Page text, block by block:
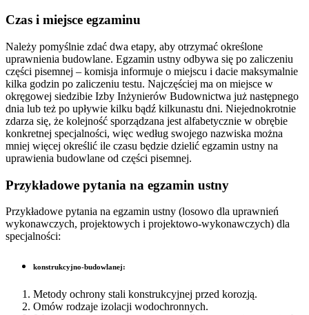
Czas i miejsce egzaminu
Należy pomyślnie zdać dwa etapy, aby otrzymać określone
uprawnienia budowlane. Egzamin ustny odbywa się po zaliczeniu
części pisemnej – komisja informuje o miejscu i dacie maksymalnie
kilka godzin po zaliczeniu testu. Najczęściej ma on miejsce w
okręgowej siedzibie Izby Inżynierów Budownictwa już następnego
dnia lub też po upływie kilku bądź kilkunastu dni. Niejednokrotnie
zdarza się, że kolejność sporządzana jest alfabetycznie w obrębie
konkretnej specjalności, więc według swojego nazwiska można
mniej więcej określić ile czasu będzie dzielić egzamin ustny na
uprawienia budowlane od części pisemnej.
Przykładowe pytania na egzamin ustny
Przykładowe pytania na egzamin ustny (losowo dla uprawnień
wykonawczych, projektowych i projektowo-wykonawczych) dla
specjalności:
konstrukcyjno-budowlanej:
Metody ochrony stali konstrukcyjnej przed korozją.
Omów rodzaje izolacji wodochronnych.